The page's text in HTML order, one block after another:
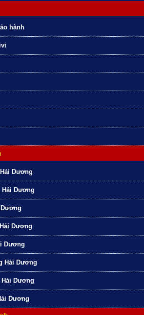
hành
Dương
Dương
Dương
Dương
Hải Dương
Dương
Dương